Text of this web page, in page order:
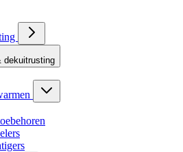
dekuitrusting